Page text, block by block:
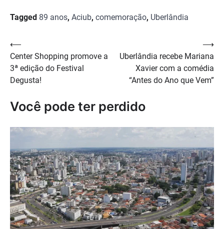
Tagged 89 anos, Aciub, comemoração, Uberlândia
Navegação
de
Post
⟵
Center Shopping promove a
3ª edição do Festival
Degusta!
Uberlândia recebe Mariana
Xavier com a comédia
“Antes do Ano que Vem”
⟶
Você pode ter perdido